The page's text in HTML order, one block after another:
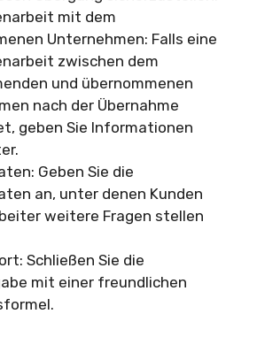
mit dem
Unternehmen: Falls eine
zwischen dem
und übernommenen
nach der Übernahme
geben Sie Informationen
Geben Sie die
an, unter denen Kunden
weitere Fragen stellen
Schließen Sie die
mit einer freundlichen